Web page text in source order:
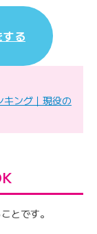
する
ング｜現役の
とです。